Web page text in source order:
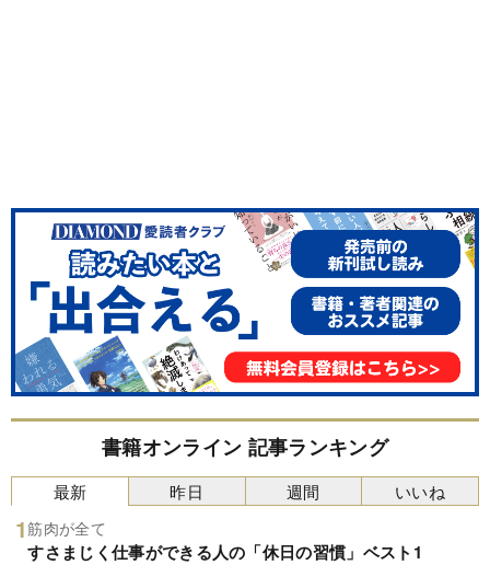
書籍オンライン 記事ランキング
最新
筋肉が全て
すさまじく仕事ができる人の「休日の習慣」ベスト1
昨日 週間 いいね